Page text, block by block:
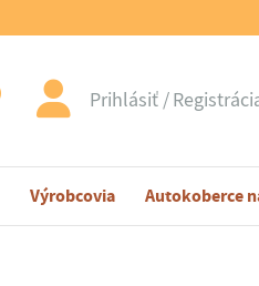
Prihlásiť
Výrobcovia Autokoberce